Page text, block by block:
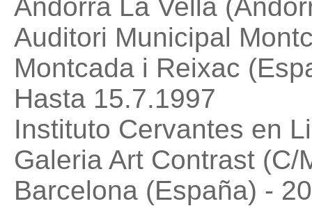
Andorra La Vella
Auditori Municipal
Montcada i Reixac
Hasta 15.7.1997
Instituto Cervantes en
Galeria Art Contrast (C/
Barcelona (España) -